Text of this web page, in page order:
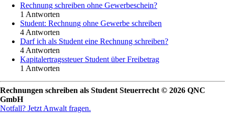
Rechnung schreiben ohne Gewerbeschein?
1 Antworten
Student: Rechnung ohne Gewerbe schreiben
4 Antworten
Darf ich als Student eine Rechnung schreiben?
4 Antworten
Kapitalertragssteuer Student über Freibetrag
1 Antworten
Rechnungen schreiben als Student Steuerrecht © 2026 QNC
GmbH
Notfall? Jetzt Anwalt fragen.